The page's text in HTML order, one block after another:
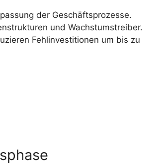
der Geschäftsprozesse.
und Wachstumstreiber.
Fehlinvestitionen um bis zu